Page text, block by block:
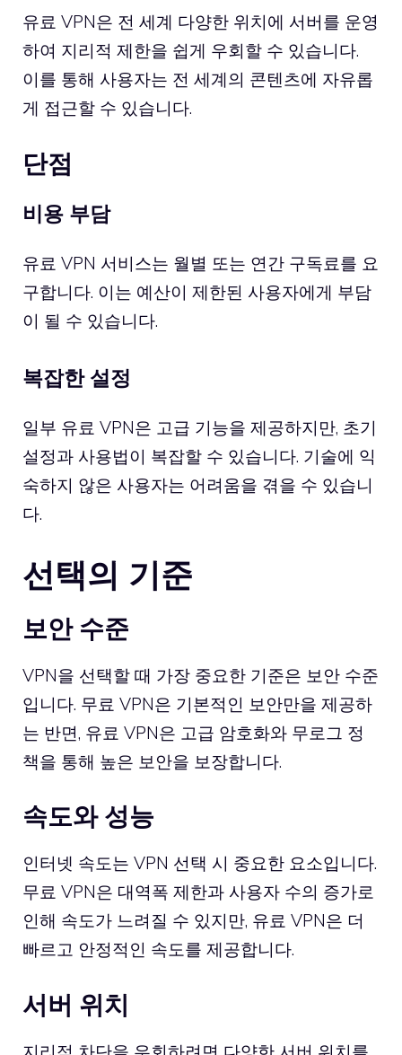
유료 VPN은 전 세계 다양한 위치에 서버를 운영
하여 지리적 제한을 쉽게 우회할 수 있습니다.
이를 통해 사용자는 전 세계의 콘텐츠에 자유롭
게 접근할 수 있습니다.
단점
비용 부담
유료 VPN 서비스는 월별 또는 연간 구독료를 요
구합니다. 이는 예산이 제한된 사용자에게 부담
이 될 수 있습니다.
복잡한 설정
일부 유료 VPN은 고급 기능을 제공하지만, 초기
설정과 사용법이 복잡할 수 있습니다. 기술에 익
숙하지 않은 사용자는 어려움을 겪을 수 있습니
다.
선택의 기준
보안 수준
VPN을 선택할 때 가장 중요한 기준은 보안 수준
입니다. 무료 VPN은 기본적인 보안만을 제공하
는 반면, 유료 VPN은 고급 암호화와 무로그 정
책을 통해 높은 보안을 보장합니다.
속도와 성능
인터넷 속도는 VPN 선택 시 중요한 요소입니다.
무료 VPN은 대역폭 제한과 사용자 수의 증가로
인해 속도가 느려질 수 있지만, 유료 VPN은 더
빠르고 안정적인 속도를 제공합니다.
서버 위치